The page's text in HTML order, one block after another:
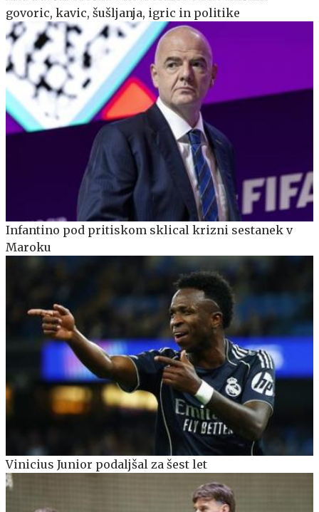
govoric, kavic, šušljanja, igric in politike
Infantino pod pritiskom sklical krizni sestanek v
Maroku
Vinicius Junior podaljšal za šest let